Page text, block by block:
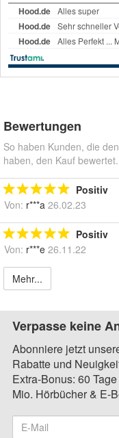
Bewertungen
So haben Kunden, die
haben, den Kauf bewertet.
Positiv
Von: r***a 26.02.23
Positiv
Von: r***e 26.11.22
Mehr...
Verpasse keine
Abonniere jetzt
Rabatte und
Extra-Bonus: 60
Mio. Hörbücher & E-